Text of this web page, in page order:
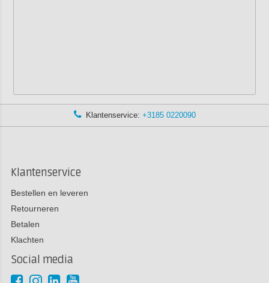
Klantenservice: +3185 0220090
Klantenservice
Bestellen en leveren
Retourneren
Betalen
Klachten
Social media